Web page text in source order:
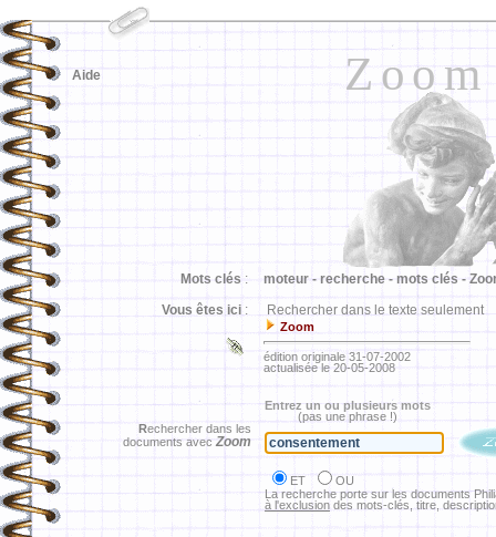
Zoom
Aide
Mots clés : moteur - recherche - mots clés -
Vous êtes ici : Rechercher dans le texte seulement
Zoom
édition originale 31-07-2002
actualisée le 20-05-2008
Rechercher dans les
documents avec Zoom
Entrez un ou plusieurs mots
(pas une phrase !)
ET
OU
La recherche porte sur les documents
à l'exclusion des mots-clés, titre,